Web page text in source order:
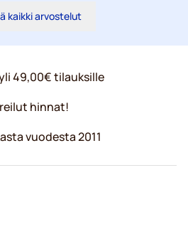
kaikki arvostelut
49,00€ tilauksille
hinnat!
vuodesta 2011